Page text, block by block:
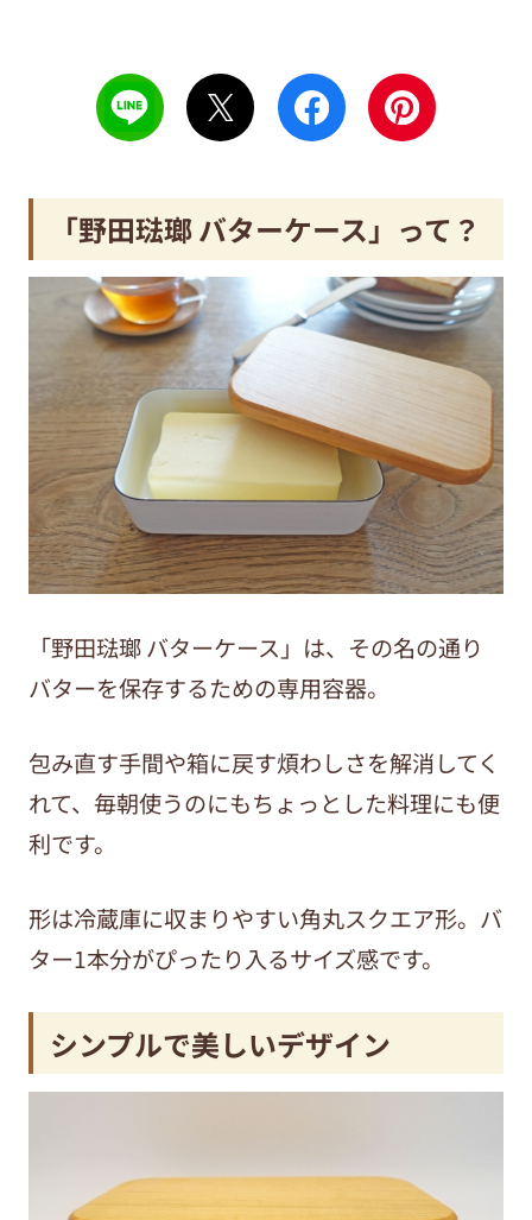
「野田琺瑯 バターケース」って？
「野田琺瑯 バターケース」は、その名の通り
バターを保存するための専用容器。
包み直す手間や箱に戻す煩わしさを解消してく
れて、毎朝使うのにもちょっとした料理にも便
利です。
形は冷蔵庫に収まりやすい角丸スクエア形。バ
ター1本分がぴったり入るサイズ感です。
シンプルで美しいデザイン